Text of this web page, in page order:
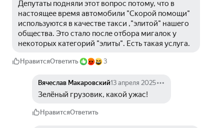
Депутаты подняли этот вопрос потому, что в
настоящее время автомобили "Скорой помощи"
используются в качестве такси ,"элитой" нашего
общества. Это стало после отбора мигалок у
некоторых категорий "элиты". Есть такая услуга.
НравитсяОтветить 3
Вячеслав Макаровский13 апреля 2025
Зелёный грузовик, какой ужас!
НравитсяОтветить